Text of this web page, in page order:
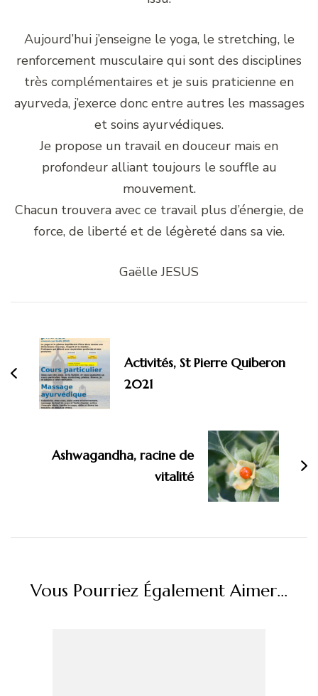
Aujourd’hui j’enseigne le yoga, le stretching, le
renforcement musculaire qui sont des disciplines
très complémentaires et je suis praticienne en
ayurveda, j’exerce donc entre autres les massages
et soins ayurvédiques.
Je propose un travail en douceur mais en
profondeur alliant toujours le souffle au
mouvement.
Chacun trouvera avec ce travail plus d’énergie, de
force, de liberté et de légèreté dans sa vie.
Gaëlle JESUS
d'article
Activités, St Pierre Quiberon
2021
Ashwagandha, racine de
vitalité
Vous Pourriez Également Aimer...